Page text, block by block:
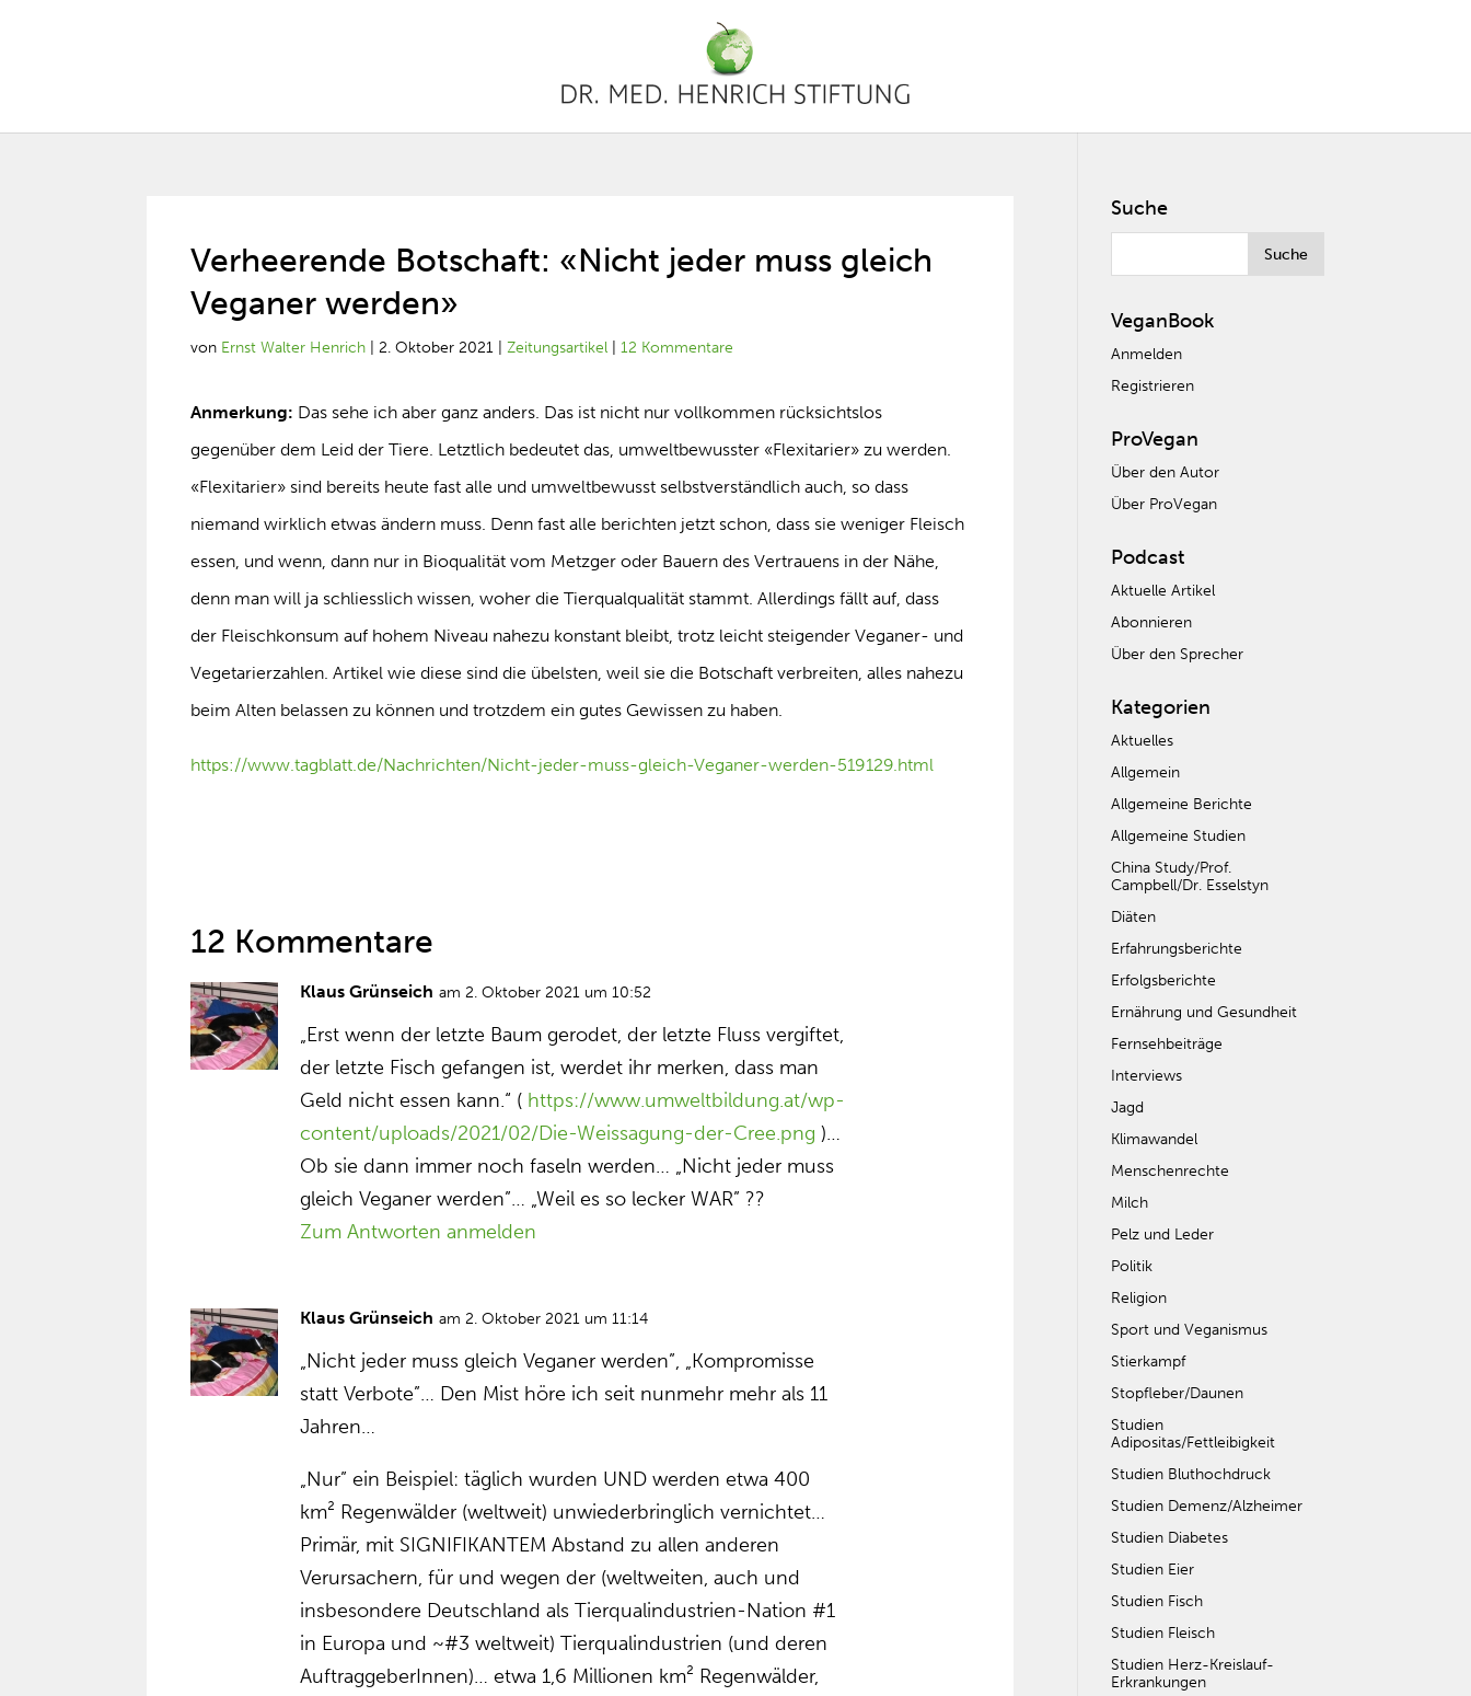
Verheerende Botschaft: «Nicht jeder muss gleich
Veganer werden»
von Ernst Walter Henrich |2. Oktober 2021 |Zeitungsartikel |12 Kommentare
Anmerkung: Das sehe ich aber ganz anders. Das ist nicht nur vollkommen rücksichtslos
gegenüber dem Leid der Tiere. Letztlich bedeutet das, umweltbewusster «Flexitarier» zu werden.
«Flexitarier» sind bereits heute fast alle und umweltbewusst selbstverständlich auch, so dass
niemand wirklich etwas ändern muss. Denn fast alle berichten jetzt schon, dass sie weniger Fleisch
essen, und wenn, dann nur in Bioqualität vom Metzger oder Bauern des Vertrauens in der Nähe,
denn man will ja schliesslich wissen, woher die Tierqualqualität stammt. Allerdings fällt auf, dass
der Fleischkonsum auf hohem Niveau nahezu konstant bleibt, trotz leicht steigender Veganer- und
Vegetarierzahlen. Artikel wie diese sind die übelsten, weil sie die Botschaft verbreiten, alles nahezu
beim Alten belassen zu können und trotzdem ein gutes Gewissen zu haben.
https://www.tagblatt.de/Nachrichten/Nicht-jeder-muss-gleich-Veganer-werden-519129.html
12 Kommentare
Klaus Grünseich am 2. Oktober 2021 um 10:52
„Erst wenn der letzte Baum gerodet, der letzte Fluss vergiftet,
der letzte Fisch gefangen ist, werdet ihr merken, dass man
Geld nicht essen kann.“ ( https://www.umweltbildung.at/wp-
content/uploads/2021/02/Die-Weissagung-der-Cree.png )…
Ob sie dann immer noch faseln werden… „Nicht jeder muss
gleich Veganer werden”… „Weil es so lecker WAR” ??
Zum Antworten anmelden
Klaus Grünseich am 2. Oktober 2021 um 11:14
„Nicht jeder muss gleich Veganer werden”, „Kompromisse
statt Verbote”… Den Mist höre ich seit nunmehr mehr als 11
Jahren…
„Nur” ein Beispiel: täglich wurden UND werden etwa 400
km² Regenwälder (weltweit) unwiederbringlich vernichtet…
Primär, mit SIGNIFIKANTEM Abstand zu allen anderen
Verursachern, für und wegen der (weltweiten, auch und
insbesondere Deutschland als Tierqualindustrien-Nation #1
in Europa und ~#3 weltweit) Tierqualindustrien (und deren
AuftraggeberInnen)… etwa 1,6 Millionen km² Regenwälder,
Suche
VeganBook
Anmelden
Registrieren
ProVegan
Über den Autor
Über ProVegan
Podcast
Aktuelle Artikel
Abonnieren
Über den Sprecher
Kategorien
Aktuelles
Allgemein
Allgemeine Berichte
Allgemeine Studien
China Study/Prof.
Campbell/Dr. Esselstyn
Diäten
Erfahrungsberichte
Erfolgsberichte
Ernährung und Gesundheit
Fernsehbeiträge
Interviews
Jagd
Klimawandel
Menschenrechte
Milch
Pelz und Leder
Politik
Religion
Sport und Veganismus
Stierkampf
Stopfleber/Daunen
Studien
Adipositas/Fettleibigkeit
Studien Bluthochdruck
Studien Demenz/Alzheimer
Studien Diabetes
Studien Eier
Studien Fisch
Studien Fleisch
Studien Herz-Kreislauf-
Erkrankungen